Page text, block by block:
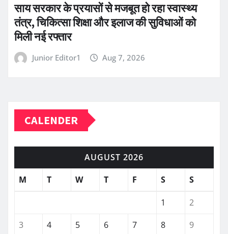
साय सरकार के प्रयासों से मजबूत हो रहा स्वास्थ्य
तंत्र, चिकित्सा शिक्षा और इलाज की सुविधाओं को
मिली नई रफ्तार
Junior Editor1 Aug 7, 2026
CALENDER
AUGUST 2026
M
T W T F S S
1
2
3
4 5 6 7 8
9